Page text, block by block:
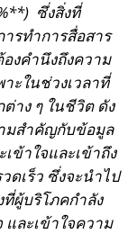
**) ซึ่งสิ่งที่
รทำการสื่อสาร
งคำนึงถึงความ
ะในช่วงเวลาที่
าง ๆ ในชีวิต ดัง
มสำคัญกับข้อมูล
ข้าใจและเข้าถึง
ดเร็ว ซึ่งจะนำไป
ผู้บริโภคกำลัง
และเข้าใจความ